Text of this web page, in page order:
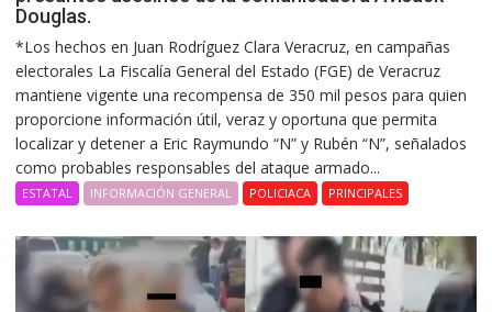
Douglas.
*Los hechos en Juan Rodríguez Clara Veracruz, en campañas
electorales La Fiscalía General del Estado (FGE) de Veracruz
mantiene vigente una recompensa de 350 mil pesos para quien
proporcione información útil, veraz y oportuna que permita
localizar y detener a Eric Raymundo “N” y Rubén “N”, señalados
como probables responsables del ataque armado...
ESTATAL INFORMACIÓN GENERAL POLICIACA PRINCIPALES